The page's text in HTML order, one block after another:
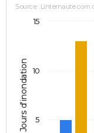
Jours d'inondation
Source : Linternaute.com
5
10
15